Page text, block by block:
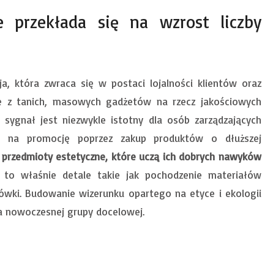
przekłada się na wzrost liczby
która zwraca się w postaci lojalności klientów oraz
z tanich, masowych gadżetów na rzecz jakościowych
jest niezwykle istotny dla osób zarządzających
na promocję poprzez zakup produktów o dłuższej
estetyczne, które uczą ich dobrych nawyków
właśnie detale takie jak pochodzenie materiałów
Budowanie wizerunku opartego na etyce i ekologii
nowoczesnej grupy docelowej.